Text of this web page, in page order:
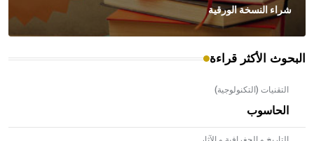
شراء النسخة الورقية
البحوث الأكثر قراءة
التقنيات (التكنولوجية)
الحاسوب